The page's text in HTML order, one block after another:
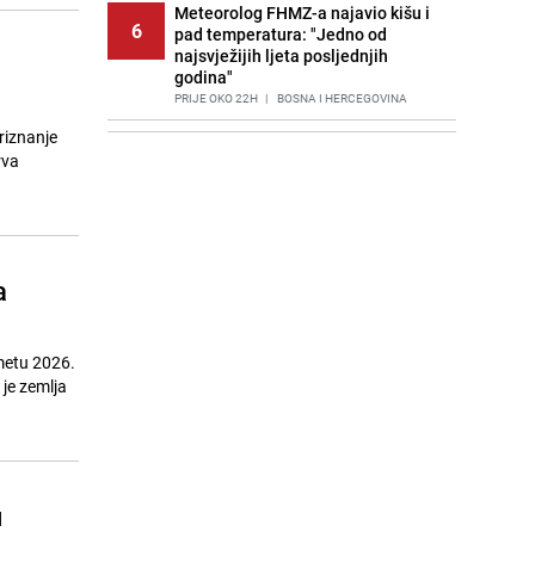
2026.
zemlja
6
Meteorolog FHMZ-a najavio kišu i
pad temperatura: "Jedno od
najsvježijih ljeta posljednjih
godina"
PRIJE OKO 22H | BOSNA I HERCEGOVINA